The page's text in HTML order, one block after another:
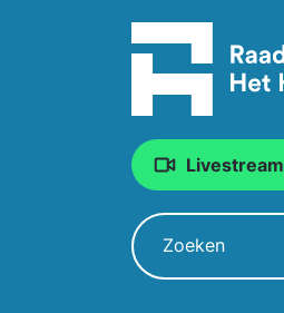
Livestream
Zoeken